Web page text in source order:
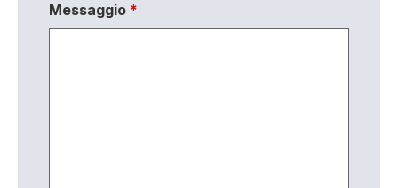
Messaggio *